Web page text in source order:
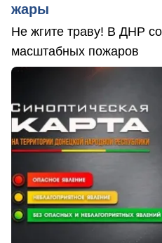
жары
Не жгите траву! В ДНР
масштабных пожаров